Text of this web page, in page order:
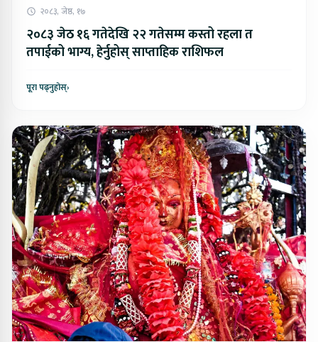
२०८३, जेष्ठ, १७
२०८३ जेठ १६ गतेदेखि २२ गतेसम्म कस्तो रहला त
तपाईको भाग्य, हेर्नुहोस् साप्ताहिक राशिफल
पूरा पढ्नुहोस्›